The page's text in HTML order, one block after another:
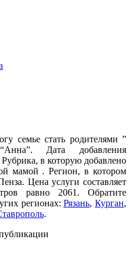
семье стать родителями ”
Дата добавления
в которую добавлено
мамой . Регион, в котором
Цена услуги составляет
равно 2061. Обратите
регионах:Рязань,Курган,
.